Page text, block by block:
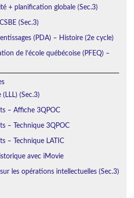
+ planification globale (Sec.3)
(Sec.3)
(PDA) – Histoire (2e cycle)
de l’école québécoise (PFEQ) –
(Sec.3)
– Affiche 3QPOC
– Technique 3QPOC
– Technique LATIC
avec iMovie
les opérations intellectuelles (Sec.3)